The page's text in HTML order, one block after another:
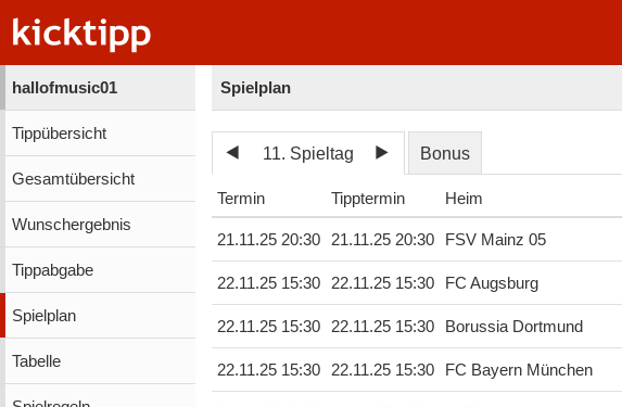
hallofmusic01
Tippübersicht
Gesamtübersicht
Wunschergebnis
Tippabgabe
Spielplan
Tabelle
Spielplan
11. Spieltag Bonus
Termin Tipptermin Heim
21.11.25 20:30 21.11.25 20:30 FSV Mainz 05
22.11.25 15:30 22.11.25 15:30 FC Augsburg
22.11.25 15:30 22.11.25 15:30 Borussia Dortmund
22.11.25 15:30 22.11.25 15:30 FC Bayern München